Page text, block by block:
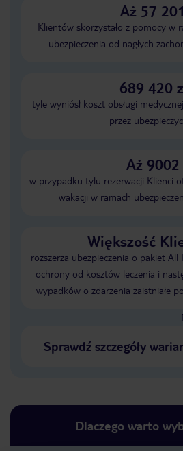
Aż 57 201
Klientów skorzystało z pomocy w
ubezpieczenia od nagłych
689 420
tyle wyniósł koszt obsługi
przez
Aż 9002
w przypadku tylu rezerwacji Klienci
wakacji w ramach
Większość
rozszerza ubezpieczenia o pakiet All
ochrony od kosztów leczenia i
wypadków o zdarzenia zaistniałe
Sprawdź szczegóły
Dlaczego warto